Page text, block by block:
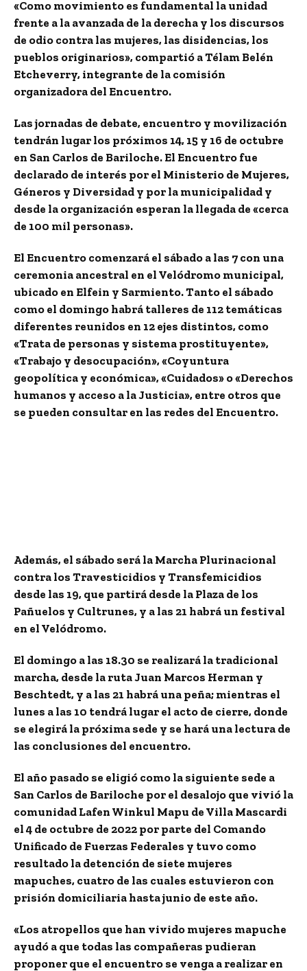
«Como movimiento es fundamental la unidad
frente a la avanzada de la derecha y los discursos
de odio contra las mujeres, las disidencias, los
pueblos originarios», compartió a Télam Belén
Etcheverry, integrante de la comisión
organizadora del Encuentro.
Las jornadas de debate, encuentro y movilización
tendrán lugar los próximos 14, 15 y 16 de octubre
en San Carlos de Bariloche. El Encuentro fue
declarado de interés por el Ministerio de Mujeres,
Géneros y Diversidad y por la municipalidad y
desde la organización esperan la llegada de «cerca
de 100 mil personas».
El Encuentro comenzará el sábado a las 7 con una
ceremonia ancestral en el Velódromo municipal,
ubicado en Elfein y Sarmiento. Tanto el sábado
como el domingo habrá talleres de 112 temáticas
diferentes reunidos en 12 ejes distintos, como
«Trata de personas y sistema prostituyente»,
«Trabajo y desocupación», «Coyuntura
geopolítica y económica», «Cuidados» o «Derechos
humanos y acceso a la Justicia», entre otros que
se pueden consultar en las redes del Encuentro.
Además, el sábado será la Marcha Plurinacional
contra los Travesticidios y Transfemicidios
desde las 19, que partirá desde la Plaza de los
Pañuelos y Cultrunes, y a las 21 habrá un festival
en el Velódromo.
El domingo a las 18.30 se realizará la tradicional
marcha, desde la ruta Juan Marcos Herman y
Beschtedt, y a las 21 habrá una peña; mientras el
lunes a las 10 tendrá lugar el acto de cierre, donde
se elegirá la próxima sede y se hará una lectura de
las conclusiones del encuentro.
El año pasado se eligió como la siguiente sede a
San Carlos de Bariloche por el desalojo que vivió la
comunidad Lafen Winkul Mapu de Villa Mascardi
el 4 de octubre de 2022 por parte del Comando
Unificado de Fuerzas Federales y tuvo como
resultado la detención de siete mujeres
mapuches, cuatro de las cuales estuvieron con
prisión domiciliaria hasta junio de este año.
«Los atropellos que han vivido mujeres mapuche
ayudó a que todas las compañeras pudieran
proponer que el encuentro se venga a realizar en